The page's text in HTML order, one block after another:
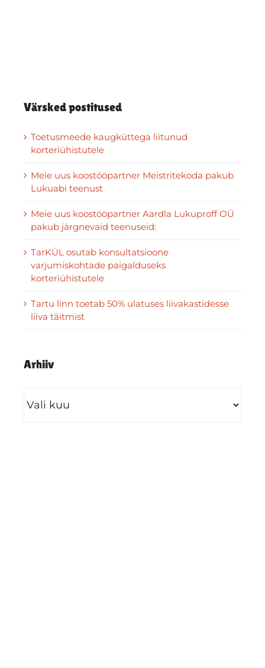
Värsked postitused
Toetusmeede kaugküttega liitunud
korteriühistutele
Meie uus koostööpartner Meistritekoda pakub
Lukuabi teenust
Meie uus koostööpartner Aardla Lukuproff OÜ
pakub järgnevaid teenuseid:
TarKÜL osutab konsultatsioone
varjumiskohtade paigalduseks
korteriühistutele
Tartu linn toetab 50% ulatuses liivakastidesse
liiva täitmist
Arhiiv